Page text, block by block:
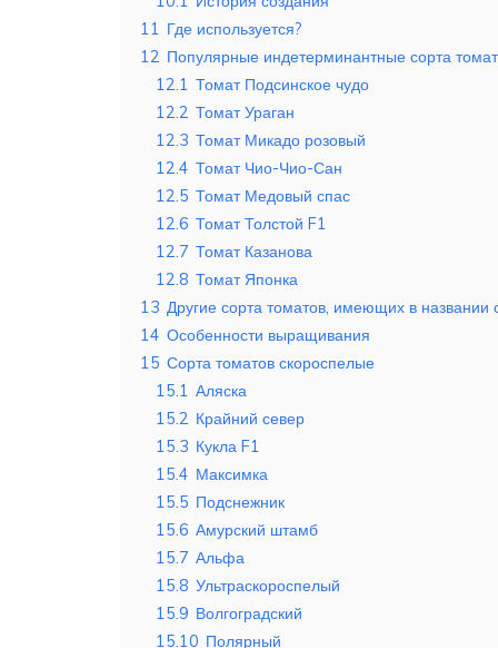
11 Где используется?
12 Популярные индетерминантные сорта
12.1 Томат Подсинское чудо
12.2 Томат Ураган
12.3 Томат Микадо розовый
12.4 Томат Чио-Чио-Сан
12.5 Томат Медовый спас
12.6 Томат Толстой F1
12.7 Томат Казанова
12.8 Томат Японка
13 Другие сорта томатов, имеющих в названии
14 Особенности выращивания
15 Сорта томатов скороспелые
15.1 Аляска
15.2 Крайний север
15.3 Кукла F1
15.4 Максимка
15.5 Подснежник
15.6 Амурский штамб
15.7 Альфа
15.8 Ультраскороспелый
15.9 Волгоградский
15.10 Полярный